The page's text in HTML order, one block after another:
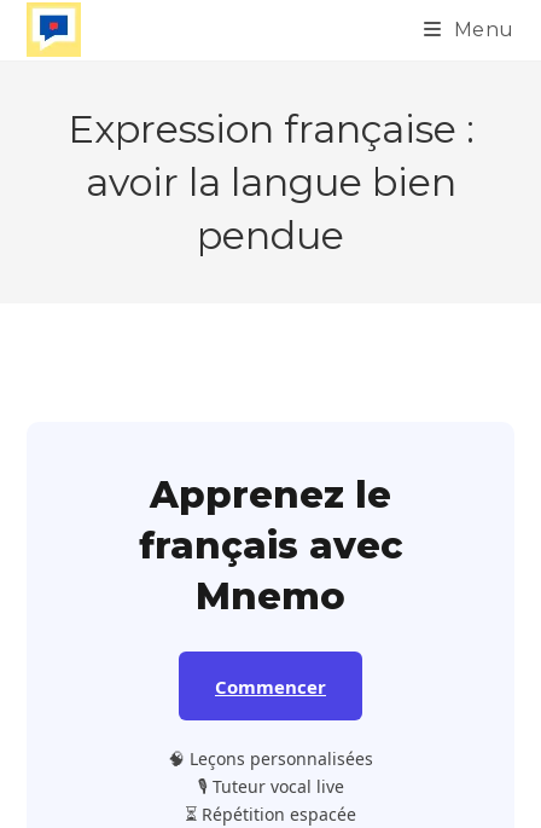
Skip
Menu
Expression française :
avoir la langue bien
pendue
Apprenez le
français avec
Mnemo
Commencer
🧠 Leçons personnalisées
🎙️ Tuteur vocal live
⏳ Répétition espacée